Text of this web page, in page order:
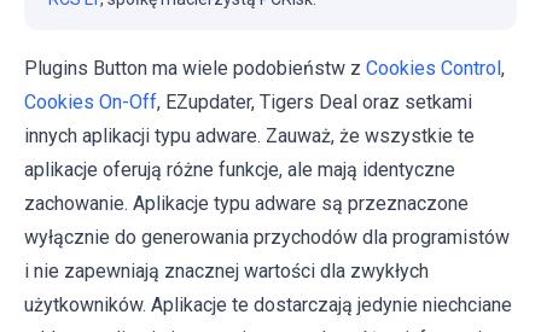
Plugins Button ma wiele podobieństw z Cookies Control,
Cookies On-Off, EZupdater, Tigers Deal oraz setkami
innych aplikacji typu adware. Zauważ, że wszystkie te
aplikacje oferują różne funkcje, ale mają identyczne
zachowanie. Aplikacje typu adware są przeznaczone
wyłącznie do generowania przychodów dla programistów
i nie zapewniają znacznej wartości dla zwykłych
użytkowników. Aplikacje te dostarczają jedynie niechciane